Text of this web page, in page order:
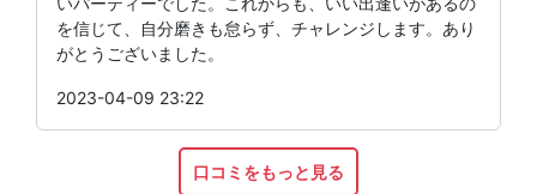
を信じて、自分磨きも怠らず、チャレンジします。あり
がとうございました。
2023-04-09 23:22
口コミをもっと見る